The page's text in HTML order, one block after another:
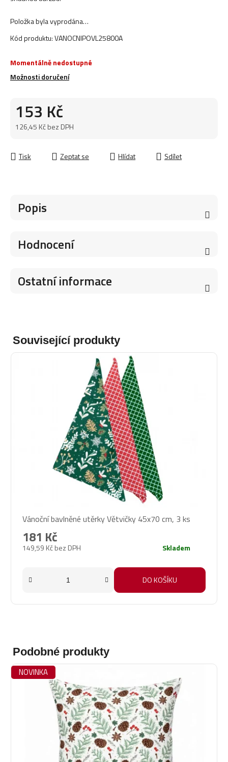
Položka byla vyprodána…
Kód produktu:VANOCNIPOVL25800A
Momentálně nedostupné
Možnosti doručení
153 Kč
126,45 Kč bez DPH
Tisk
Zeptat se Hlídat Sdílet
Popis
Hodnocení
Ostatní informace
Související produkty
Vánoční bavlněné utěrky Větvičky 45x70 cm, 3 ks
149,59 Kč bez DPH
181 Kč
Skladem
DO KOŠÍKU
Podobné produkty
NOVINKA